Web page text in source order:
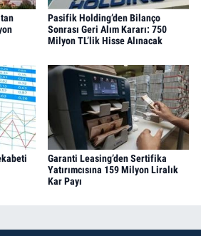
Pasifik Holding’den Bilanço
Sonrası Geri Alım Kararı: 750
Milyon TL’lik Hisse Alınacak
Garanti Leasing’den Sertifika
Yatırımcısına 159 Milyon Liralık
Kar Payı